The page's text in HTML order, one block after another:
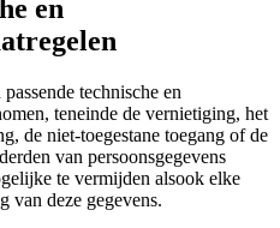
en
technische en
teneinde de vernietiging, het
de niet-toegestane toegang of de
van persoonsgegevens
te vermijden alsook elke
van deze gegevens.